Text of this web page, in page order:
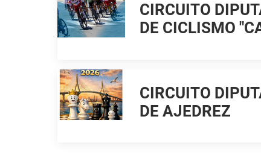
CIRCUITO
DE CICLISMO
CIRCUITO
DE AJEDREZ